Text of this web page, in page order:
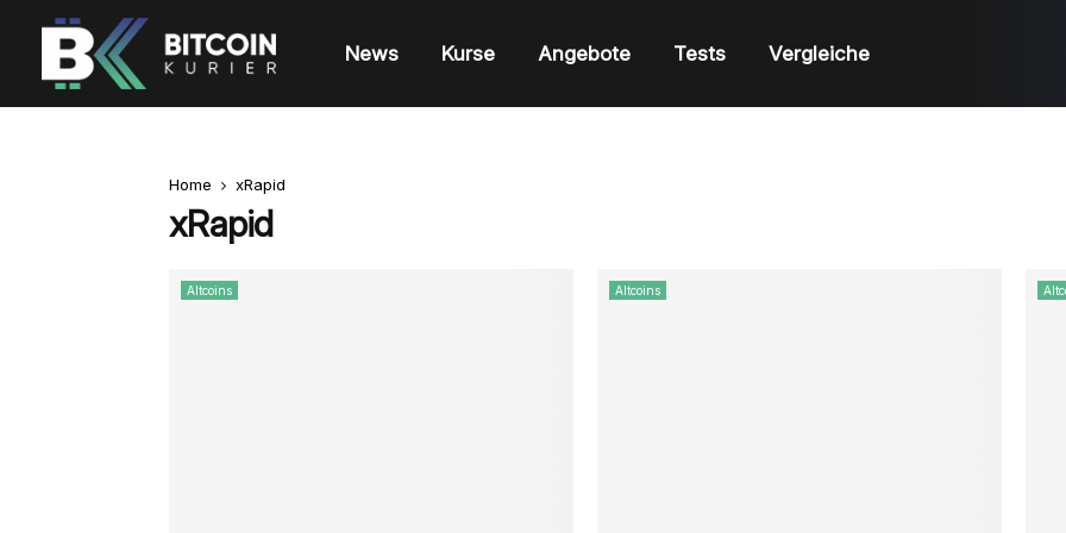
News Kurse Angebote Tests Vergleiche
Home xRapid
xRapid
Altcoins Altcoins